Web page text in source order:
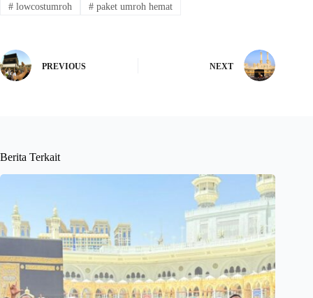
#lowcostumroh #paket umroh hemat
PREVIOUS NEXT
Berita Terkait